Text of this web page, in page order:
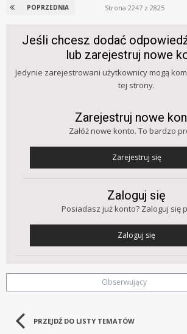
POPRZEDNIA Strona 2247 z 2825
Jeśli chcesz dodać
lub zarejestruj nowe
Jedynie zarejestrowani użytkownicy mogą
tej strony.
Zarejestruj nowe
Załóż nowe konto. To bardzo
Zarejestruj się
Zaloguj się
Posiadasz już konto? Zaloguj się
Zaloguj się
Obserwujący
PRZEJDŹ DO LISTY TEMATÓW